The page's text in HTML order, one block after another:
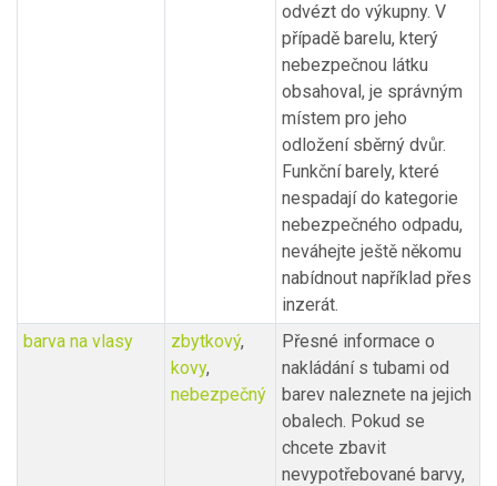
odvézt do výkupny. V
případě barelu, který
nebezpečnou látku
obsahoval, je správným
místem pro jeho
odložení sběrný dvůr.
Funkční barely, které
nespadají do kategorie
nebezpečného odpadu,
neváhejte ještě někomu
nabídnout například přes
inzerát.
barva na vlasy
zbytkový,
kovy,
nebezpečný
Přesné informace o
nakládání s tubami od
barev naleznete na jejich
obalech. Pokud se
chcete zbavit
nevypotřebované barvy,